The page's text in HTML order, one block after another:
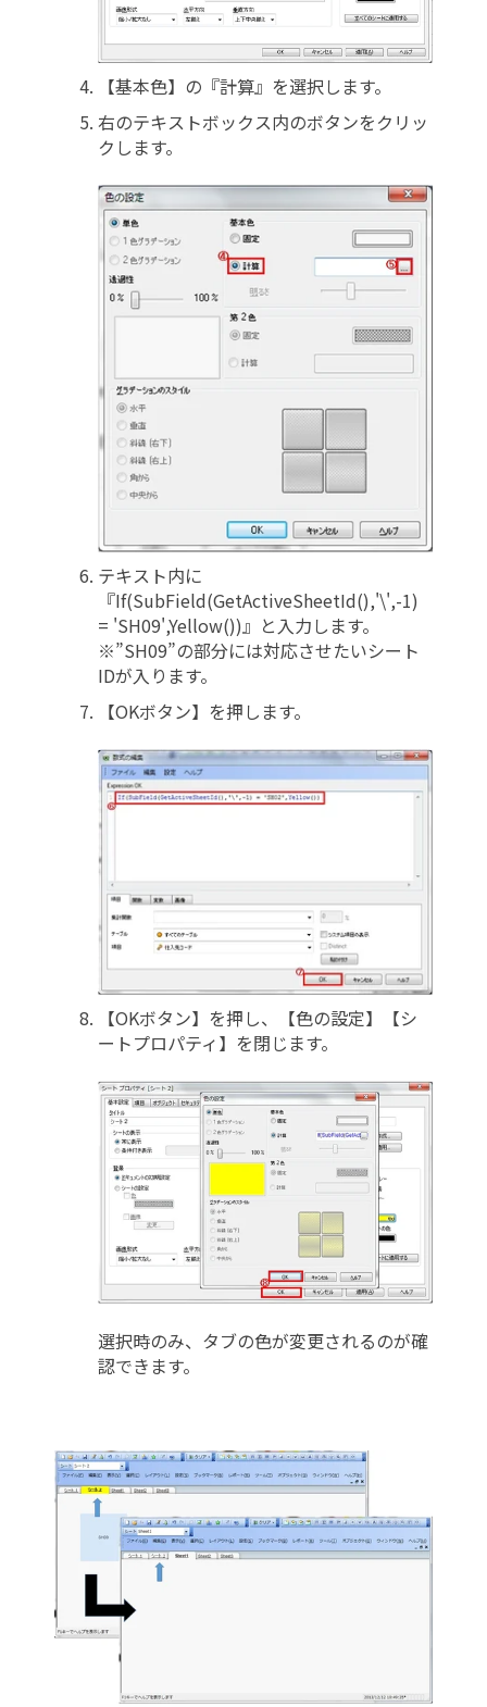
【基本色】の『計算』を選択します。
右のテキストボックス内のボタンをクリッ
クします。
テキスト内に
『If(SubField(GetActiveSheetId(),'\',-1)
= 'SH09',Yellow())』と入力します。
※”SH09”の部分には対応させたいシート
IDが入ります。
【OKボタン】を押します。
【OKボタン】を押し、【色の設定】【シ
ートプロパティ】を閉じます。
選択時のみ、タブの色が変更されるのが確
認できます。